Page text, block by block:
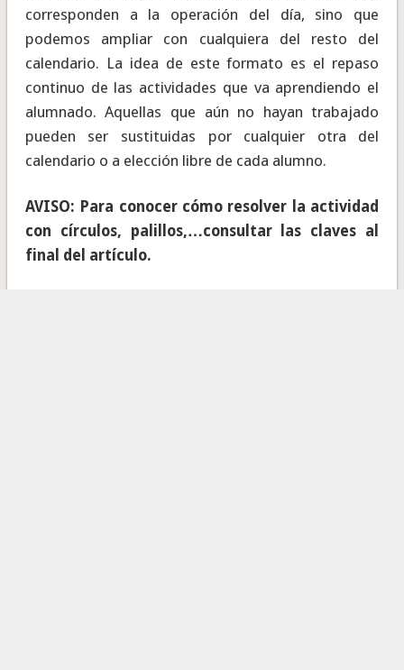
corresponden a la operación del día, sino que
podemos ampliar con cualquiera del resto del
calendario. La idea de este formato es el repaso
continuo de las actividades que va aprendiendo el
alumnado. Aquellas que aún no hayan trabajado
pueden ser sustituidas por cualquier otra del
calendario o a elección libre de cada alumno.
AVISO: Para conocer cómo resolver la actividad
con círculos, palillos,…consultar las claves al
final del artículo.